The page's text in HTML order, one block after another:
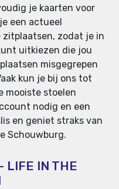
je kaarten voor
een actueel
zitplaatsen, zodat je in
uitkiezen die jou
misgegrepen
kun je bij ons tot
mooiste stoelen
nodig en een
en geniet straks van
Schouwburg.
LIFE IN THE